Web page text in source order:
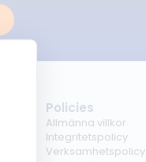
Policies
Allmänna villkor
Integritetspolicy
Verksamhetspolicy